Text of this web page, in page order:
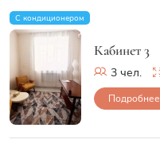
С кондиционером
Кабинет 3
3 чел.
Подробнее